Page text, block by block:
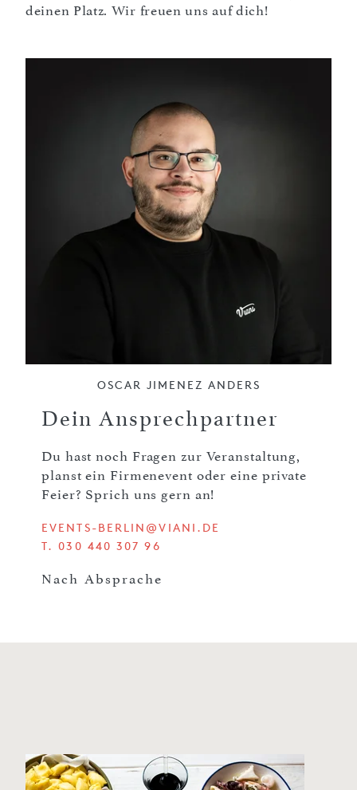
deinen Platz. Wir freuen uns auf dich!
OSCAR JIMENEZ ANDERS
Dein Ansprechpartner
Du hast noch Fragen zur Veranstaltung,
planst ein Firmenevent oder eine private
Feier? Sprich uns gern an!
EVENTS-BERLIN@VIANI.DE
T. 030 440 307 96
Nach Absprache